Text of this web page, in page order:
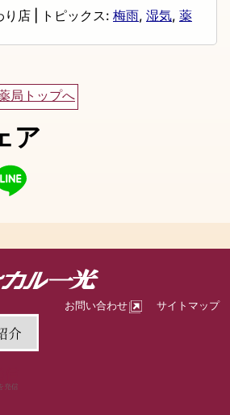
り店
トピックス: 梅雨, 湿気, 薬
局トップへ
ア
お問い合わせ サイトマップ